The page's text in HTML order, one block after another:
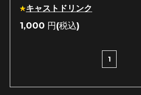
キャストドリンク
1,000 円(税込)
1